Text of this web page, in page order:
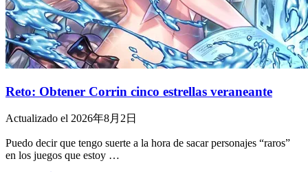
Reto: Obtener Corrin cinco estrellas veraneante
Actualizado el 2026年8月2日
Puedo decir que tengo suerte a la hora de sacar personajes “raros”
en los juegos que estoy …